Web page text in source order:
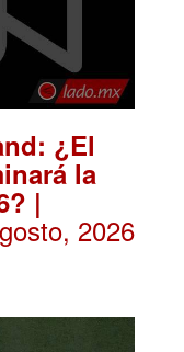
¿El
la
|
2026